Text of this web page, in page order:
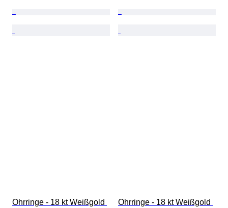
Ohrringe - 18 kt Weißgold
Ohrringe - 18 kt Weißgold